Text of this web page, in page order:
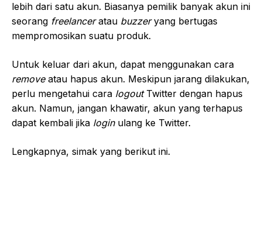
lebih dari satu akun. Biasanya pemilik banyak akun ini
seorang freelanceratau buzzeryang bertugas
mempromosikan suatu produk.
Untuk keluar dari akun, dapat menggunakan cara
removeatau hapus akun. Meskipun jarang dilakukan,
perlu mengetahui cara logoutTwitter dengan hapus
akun. Namun, jangan khawatir, akun yang terhapus
dapat kembali jika loginulang ke Twitter.
Lengkapnya, simak yang berikut ini.